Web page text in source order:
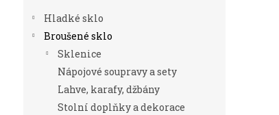
Hladké sklo
Broušené sklo
Sklenice
Nápojové soupravy a sety
Lahve, karafy, džbány
Stolní doplňky a dekorace